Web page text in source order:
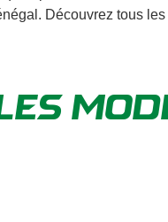
Découvrez tous